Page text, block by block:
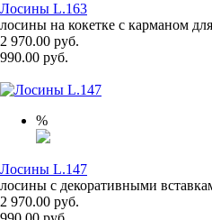
Лосины L.163
лосины на кокетке с карманом
2 970.00 руб.
990.00 руб.
%
Лосины L.147
лосины с декоративными
2 970.00 руб.